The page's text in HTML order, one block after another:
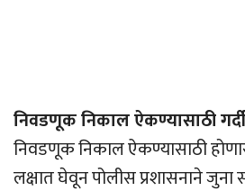
निवडणूक निकाल ऐकण्यासाठी गर्दी
निवडणूक निकाल ऐकण्यासाठी
लक्षात घेवून पोलीस प्रशासनाने जुना